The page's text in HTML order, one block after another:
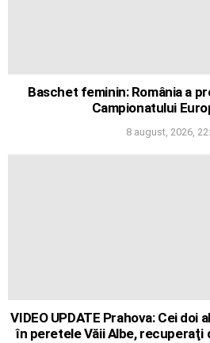
Baschet feminin: România a
Campionatului
8 august, 2026,
VIDEO UPDATE Prahova: Cei
în peretele Văii Albe, recuperaţi